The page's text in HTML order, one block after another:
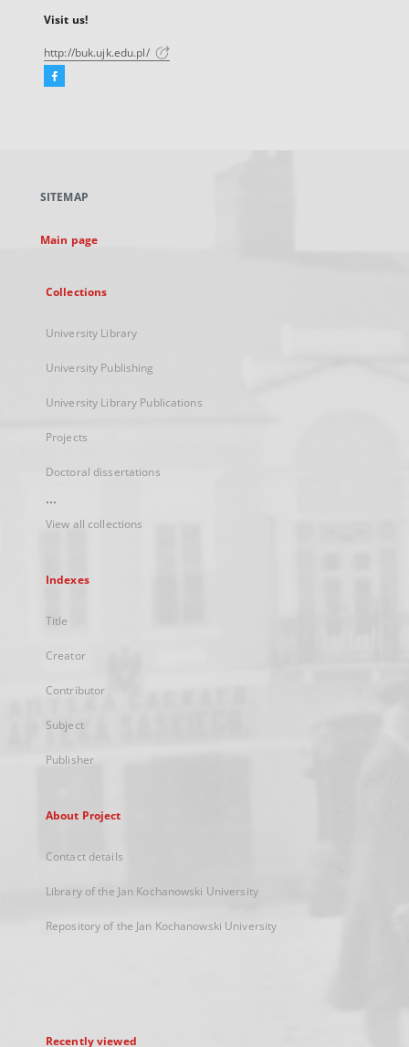
Visit us!
http://buk.ujk.edu.pl/
Facebook
new
SITEMAP
Main page
Collections
University Library
University Publishing
University Library Publications
Projects
Doctoral dissertations
...
View all collections
Indexes
Title
Creator
Contributor
Subject
Publisher
About Project
Contact details
Library of the Jan Kochanowski University
Repository of the Jan Kochanowski University
Recently viewed